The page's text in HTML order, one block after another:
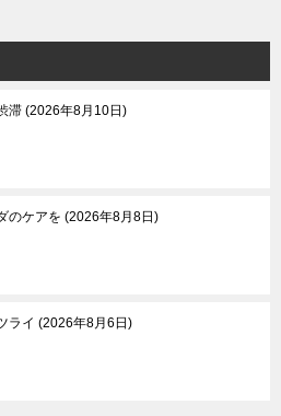
滞 2026年8月10日
のケアを 2026年8月8日
ライ 2026年8月6日